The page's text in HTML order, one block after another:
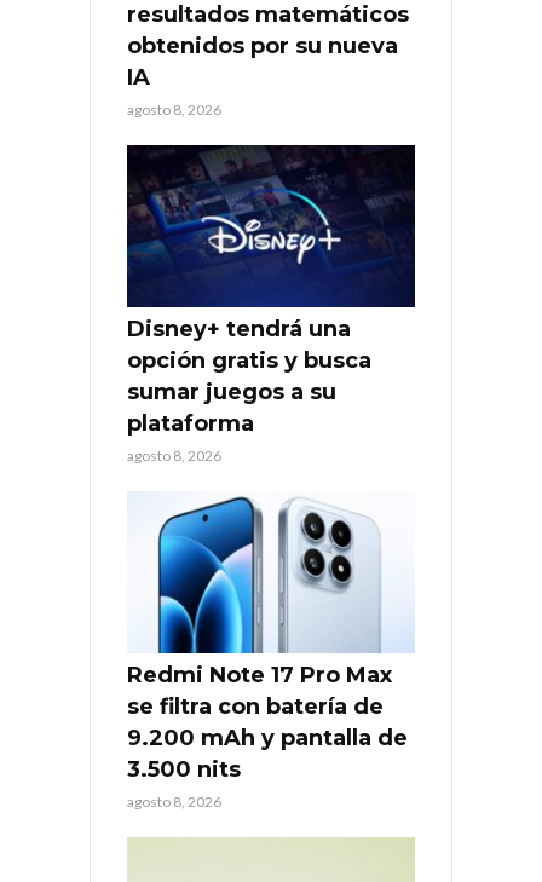
resultados matemáticos
obtenidos por su nueva
IA
agosto 8, 2026
Disney+ tendrá una
opción gratis y busca
sumar juegos a su
plataforma
agosto 8, 2026
Redmi Note 17 Pro Max
se filtra con batería de
9.200 mAh y pantalla de
3.500 nits
agosto 8, 2026